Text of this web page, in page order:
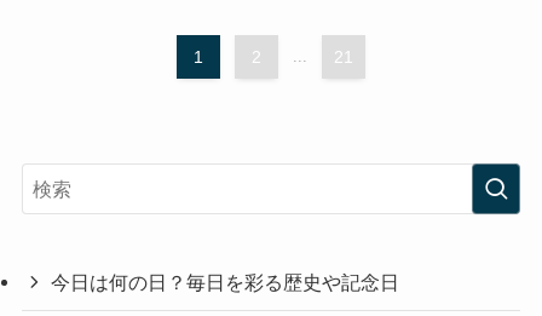
1 2 21
今日は何の日？毎日を彩る歴史や記念日